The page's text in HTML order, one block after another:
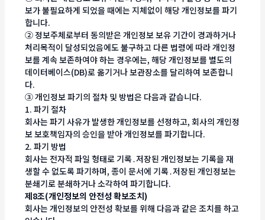
보가 불필요하게 되었을 때에는 지체없이 해당 개인정보를 파기
합니다.
② 정보주체로부터 동의받은 개인정보 보유 기간이 경과하거나
처리목적이 달성되었음에도 불구하고 다른 법령에 따라 개인정
보를 계속 보존하여야 하는 경우에는, 해당 개인정보를 별도의
데이터베이스(DB)로 옮기거나 보관장소를 달리하여 보존합니
다.
③ 개인정보 파기의 절차 및 방법은 다음과 같습니다.
1. 파기 절차
회사는 파기 사유가 발생한 개인정보를 선정하고, 회사의 개인정
보 보호책임자의 승인을 받아 개인정보를 파기합니다.
2. 파기 방법
회사는 전자적 파일 형태로 기록․저장된 개인정보는 기록을 재
생할 수 없도록 파기하며, 종이 문서에 기록․저장된 개인정보는
분쇄기로 분쇄하거나 소각하여 파기합니다.
제8조(개인정보의 안전성 확보조치)
회사는 개인정보의 안전성 확보를 위해 다음과 같은 조치를 하고